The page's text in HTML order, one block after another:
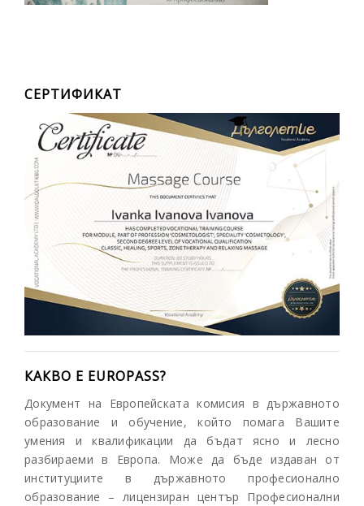
СЕРТИФИКАТ
КАКВО Е EUROPASS?
Документ на Европейската комисия в държавното
образование и обучение, който помага Вашите
умения и квалификации да бъдат ясно и лесно
разбираеми в Европа. Може да бъде издаван от
институциите в държавното професионално
образование – лицензиран център Професионални